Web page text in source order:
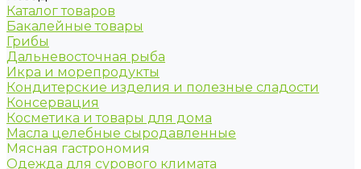
Каталог товаров
Бакалейные товары
Грибы
Дальневосточная рыба
Икра и морепродукты
Кондитерские изделия и полезные сладости
Консервация
Косметика и товары для дома
Масла целебные сыродавленные
Мясная гастрономия
Одежда для сурового климата